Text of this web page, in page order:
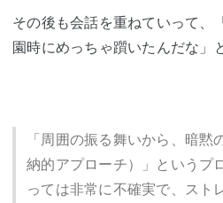
その後も会話を重ねていって、
園時にめっちゃ躓いたんだな」
「周囲の振る舞いから、暗
納的アプローチ）」というプ
っては非常に不確実で、スト